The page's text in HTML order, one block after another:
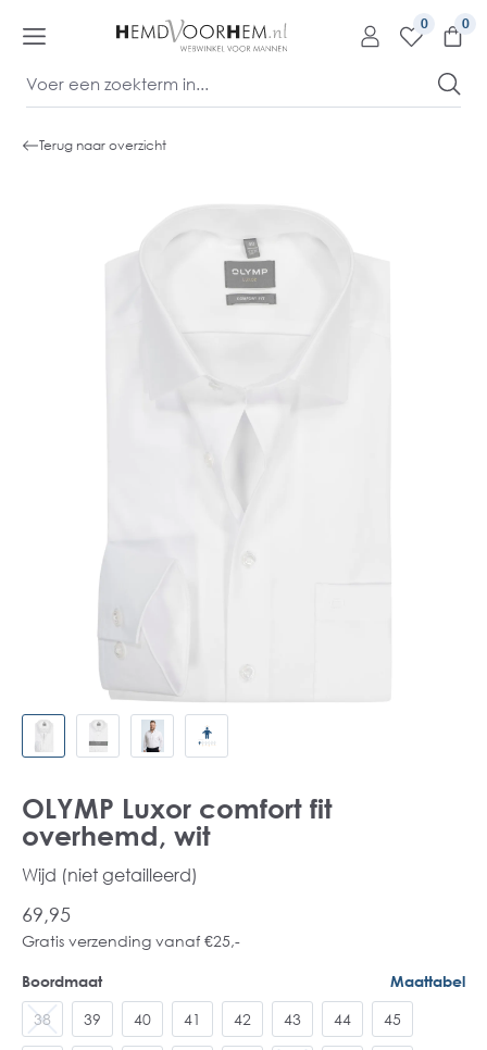
0
Terug naar overzicht
OLYMP Luxor comfort fit
overhemd, wit
Wijd (niet getailleerd)
69,95
Gratis verzending vanaf €25,-
Boordmaat Maattabel
38 39 40 41 42 43 44 45